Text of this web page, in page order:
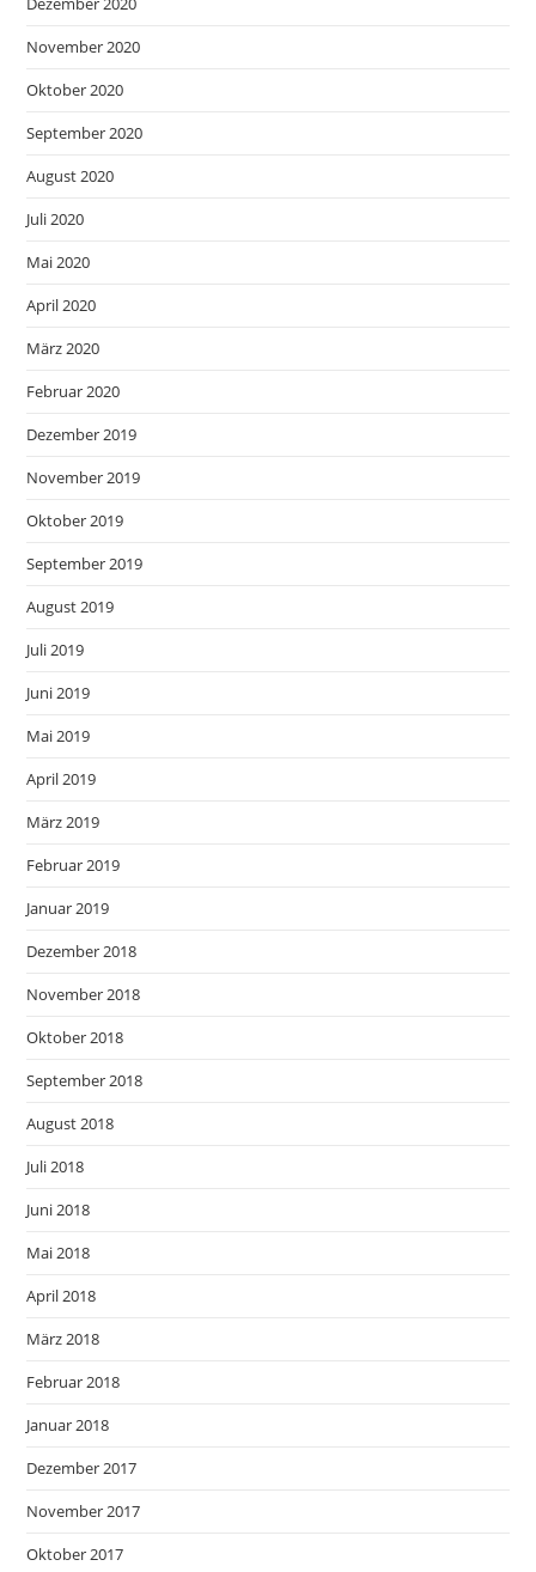
November 2020
Oktober 2020
September 2020
August 2020
Juli 2020
Mai 2020
April 2020
März 2020
Februar 2020
Dezember 2019
November 2019
Oktober 2019
September 2019
August 2019
Juli 2019
Juni 2019
Mai 2019
April 2019
März 2019
Februar 2019
Januar 2019
Dezember 2018
November 2018
Oktober 2018
September 2018
August 2018
Juli 2018
Juni 2018
Mai 2018
April 2018
März 2018
Februar 2018
Januar 2018
Dezember 2017
November 2017
Oktober 2017